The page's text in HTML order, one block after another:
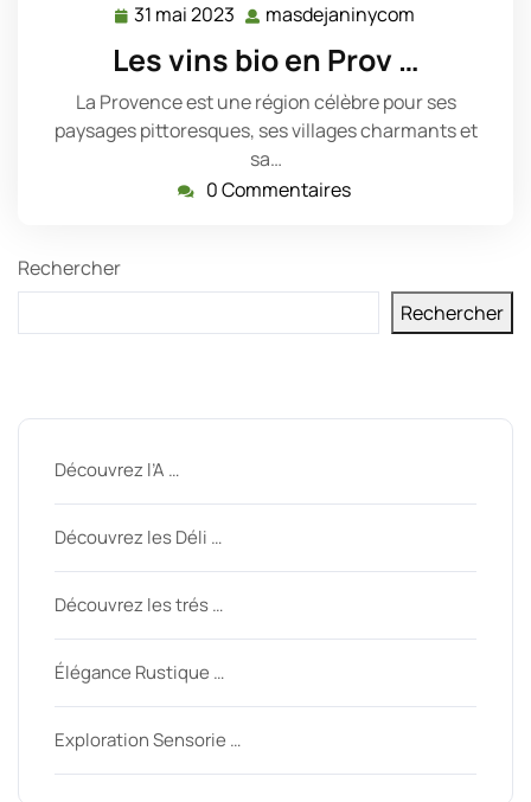
31 mai 2023 31
mai
2023
masdejaninycom
Les vins bio en Prov …
La Provence est une région célèbre pour ses
paysages pittoresques, ses villages charmants et
sa…
0 Commentaires
Rechercher
Rechercher
Découvrez l’A …
Découvrez les Déli …
Découvrez les trés …
Élégance Rustique …
Exploration Sensorie …